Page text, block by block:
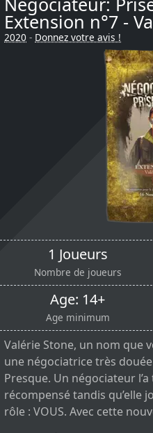
Extension n°7 -
2020 - Donnez votre avis !
1 Joueurs
Nombre de joueurs
Age: 14+
Age minimum
Valérie Stone, un nom que
une négociatrice très douée
Presque. Un négociateur
récompensé tandis qu’elle
rôle : VOUS. Avec cette